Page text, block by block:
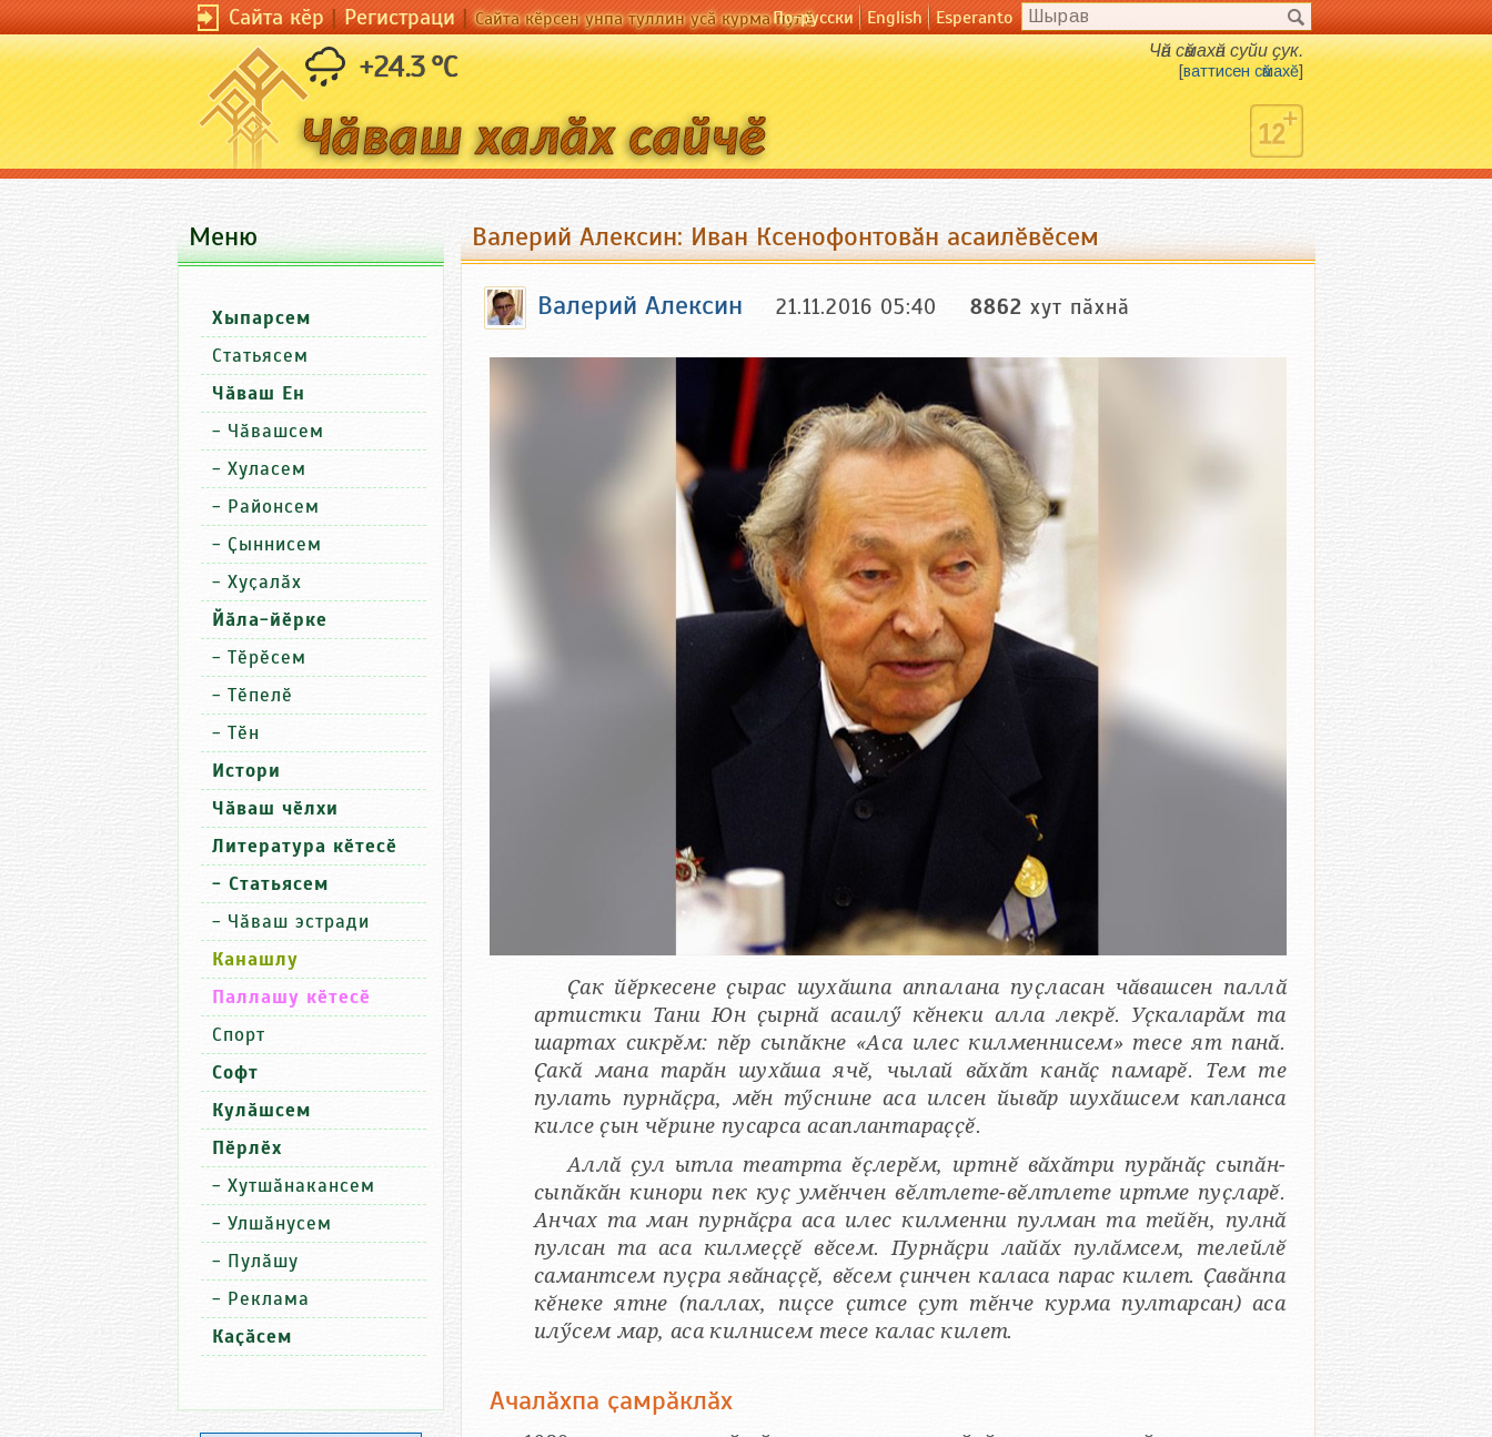
Сайта кӗр|Регистраци|Сайта кӗрсен унпа туллин усӑ курма пулӗПо-русски English Esperanto
+24.3 °C Чӑн сӑмахӑн суйи ҫук.
[ваттисен сӑмахӗ]
Валерий Алексин: Иван Ксенофонтовӑн асаилӗвӗсем
Валерий Алексин 21.11.2016 05:40 8862 хут пӑхнӑ
Ҫак йӗркесене ҫырас шухӑшпа аппалана пуҫласан чӑвашсен паллӑ
артистки Тани Юн ҫырнӑ асаилӳ кӗнеки алла лекрӗ. Уҫкаларӑм та
шартах сикрӗм: пӗр сыпӑкне «Аса илес килменнисем» тесе ят панӑ.
Ҫакӑ мана тарӑн шухӑша ячӗ, чылай вӑхӑт канӑҫ памарӗ. Тем те
пулать пурнӑҫра, мӗн тӳснине аса илсен йывӑр шухӑшсем капланса
килсе ҫын чӗрине пусарса асаплантараҫҫӗ.
Аллӑ ҫул ытла театрта ӗҫлерӗм, иртнӗ вӑхӑтри пурӑнӑҫ сыпӑн-
сыпӑкӑн кинори пек куҫ умӗнчен вӗлтлете-вӗлтлете иртме пуҫларӗ.
Анчах та ман пурнӑҫра аса илес килменни пулман та тейӗн, пулнӑ
пулсан та аса килмеҫҫӗ вӗсем. Пурнӑҫри лайӑх пулӑмсем, телейлӗ
самантсем пуҫра явӑнаҫҫӗ, вӗсем ҫинчен каласа парас килет. Ҫавӑнпа
кӗнеке ятне (паллах, пиҫсе ҫитсе ҫут тӗнче курма пултарсан) аса
илӳсем мар, аса килнисем тесе калас килет.
Ачалӑхпа ҫамрӑклӑх
Меню
Хыпарсем
Статьясем
Чӑваш Ен
- Чӑвашсем
- Хуласем
- Районсем
- Ҫыннисем
- Хуҫалӑх
Йӑла-йӗрке
- Тӗрӗсем
- Тӗпелӗ
- Тӗн
Истори
Чӑваш чӗлхи
Литература кӗтесӗ
- Статьясем
- Чӑваш эстради
Канашлу
Паллашу кӗтесӗ
Спорт
Софт
Кулӑшсем
Пӗрлӗх
- Хутшӑнакансем
- Улшӑнусем
- Пулӑшу
- Реклама
Каҫӑсем